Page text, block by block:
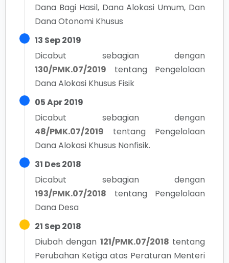
Dana Bagi Hasil, Dana Alokasi Umum, Dan
Dana Otonomi Khusus
13 Sep 2019
Dicabut sebagian dengan
130/PMK.07/2019
tentang Pengelolaan
Dana Alokasi Khusus Fisik
05 Apr 2019
Dicabut sebagian dengan
48/PMK.07/2019
tentang Pengelolaan
Dana Alokasi Khusus Nonfisik.
31 Des 2018
Dicabut sebagian dengan
193/PMK.07/2018
tentang Pengelolaan
Dana Desa
21 Sep 2018
Diubah dengan 121/PMK.07/2018 tentang
Perubahan Ketiga atas Peraturan Menteri